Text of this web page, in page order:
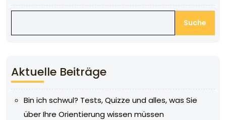
Suche
Aktuelle Beiträge
Bin ich schwul? Tests, Quizze und alles, was Sie
über Ihre Orientierung wissen müssen